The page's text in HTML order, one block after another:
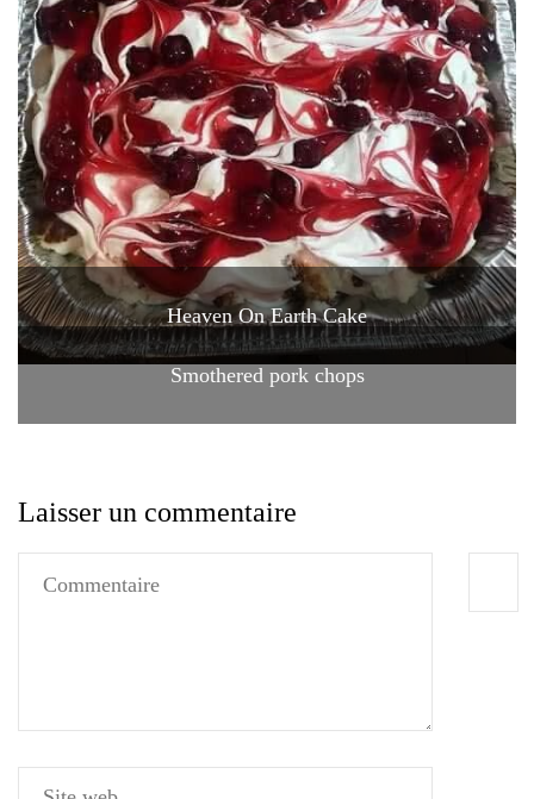
Heaven On Earth Cake
Smothered pork chops
Laisser un commentaire